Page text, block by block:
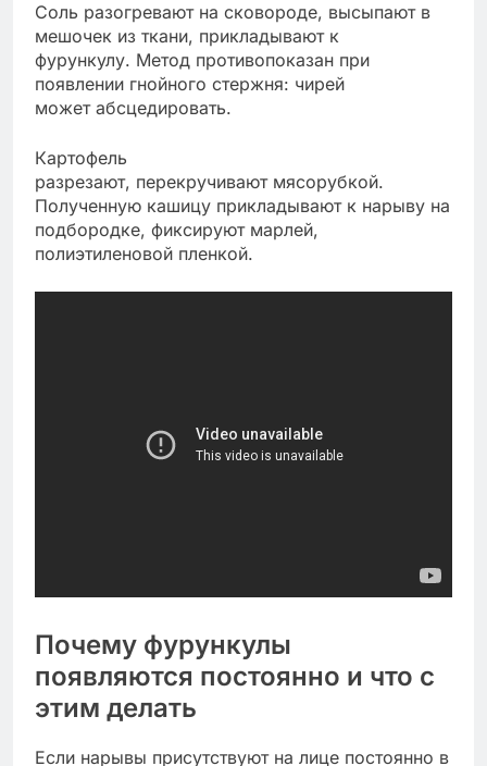
Соль разогревают на сковороде, высыпают в
мешочек из ткани, прикладывают к
фурункулу. Метод противопоказан при
появлении гнойного стержня: чирей
может абсцедировать.
Картофель
разрезают, перекручивают мясорубкой.
Полученную кашицу прикладывают к нарыву на
подбородке, фиксируют марлей,
полиэтиленовой пленкой.
Почему фурункулы
появляются постоянно и что с
этим делать
Если нарывы присутствуют на лице постоянно в